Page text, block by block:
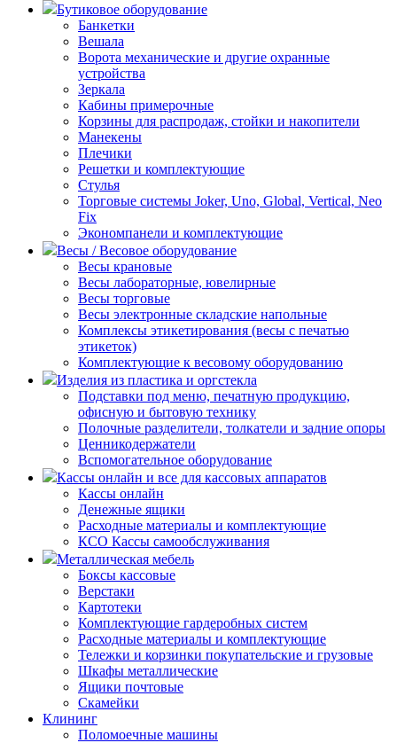
Бутиковое оборудование
Банкетки
Вешала
Ворота механические и другие охранные
устройства
Зеркала
Кабины примерочные
Корзины для распродаж, стойки и накопители
Манекены
Плечики
Решетки и комплектующие
Стулья
Торговые системы Joker, Uno, Global, Vertical, Neo
Fix
Экономпанели и комплектующие
Весы / Весовое оборудование
Весы крановые
Весы лабораторные, ювелирные
Весы торговые
Весы электронные складские напольные
Комплексы этикетирования (весы с печатью
этикеток)
Комплектующие к весовому оборудованию
Изделия из пластика и оргстекла
Подставки под меню, печатную продукцию,
офисную и бытовую технику
Полочные разделители, толкатели и задние опоры
Ценникодержатели
Вспомогательное оборудование
Кассы онлайн и все для кассовых аппаратов
Кассы онлайн
Денежные ящики
Расходные материалы и комплектующие
КСО Кассы самообслуживания
Металлическая мебель
Боксы кассовые
Верстаки
Картотеки
Комплектующие гардеробных систем
Расходные материалы и комплектующие
Тележки и корзинки покупательские и грузовые
Шкафы металлические
Ящики почтовые
Скамейки
Клининг
Поломоечные машины